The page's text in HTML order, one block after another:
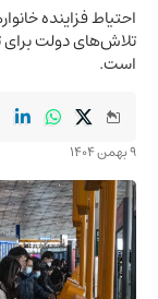
احتیاط فزاینده
تلاش‌های دولت برای
است.
9 بهمن 1404